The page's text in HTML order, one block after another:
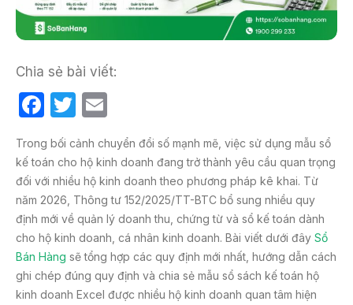
Chia sẻ bài viết:
F
c
e
b
o
o
k
T
itt
er
m
ail
Trong bối cảnh chuyển đổi số mạnh mẽ, việc sử dụng mẫu sổ
kế toán cho hộ kinh doanh đang trở thành yêu cầu quan trọng
đối với nhiều hộ kinh doanh theo phương pháp kê khai. Từ
năm 2026, Thông tư 152/2025/TT-BTC bổ sung nhiều quy
định mới về quản lý doanh thu, chứng từ và sổ kế toán dành
cho hộ kinh doanh, cá nhân kinh doanh. Bài viết dưới đây Sổ
Bán Hàng sẽ tổng hợp các quy định mới nhất, hướng dẫn cách
ghi chép đúng quy định và chia sẻ mẫu sổ sách kế toán hộ
kinh doanh Excel được nhiều hộ kinh doanh quan tâm hiện